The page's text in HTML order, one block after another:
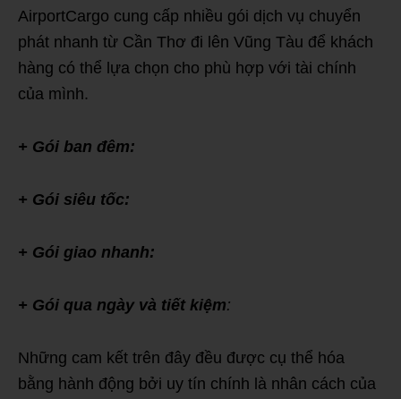
AirportCargo cung cấp nhiều gói dịch vụ chuyển
phát nhanh từ Cần Thơ đi lên Vũng Tàu để khách
hàng có thể lựa chọn cho phù hợp với tài chính
của mình.
+ Gói ban đêm:
+ Gói siêu tốc:
+ Gói giao nhanh:
+ Gói qua ngày và tiết kiệm:
Những cam kết trên đây đều được cụ thể hóa
bằng hành động bởi uy tín chính là nhân cách của